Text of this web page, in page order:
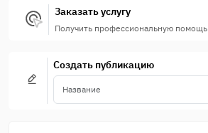
Заказать услугу
Получить профессиональную помощь
Создать публикацию